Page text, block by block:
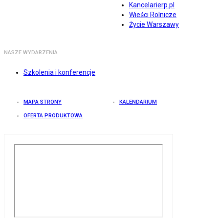
Kancelarierp.pl
Wieści Rolnicze
Życie Warszawy
NASZE WYDARZENIA
Szkolenia i konferencje
MAPA STRONY KALENDARIUM
OFERTA PRODUKTOWA